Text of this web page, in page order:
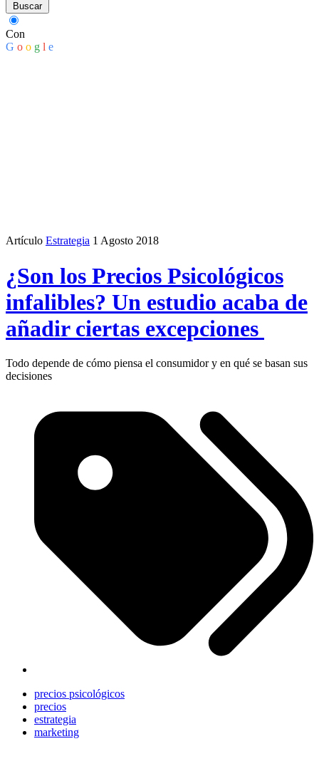
Buscar
Con
G o o g l e
Artículo Estrategia 1 Agosto 2018
¿Son los Precios Psicológicos
infalibles? Un estudio acaba de
añadir ciertas excepciones
Todo depende de cómo piensa el consumidor y en qué se basan sus
decisiones
precios psicológicos
precios
estrategia
marketing